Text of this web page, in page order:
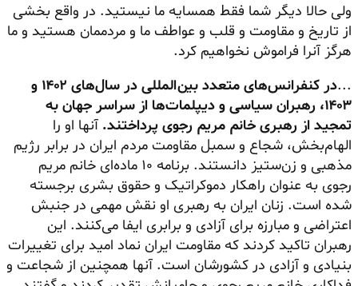
ولی حالا دیگر شما فقط همسایه ما نیستید. در واقع بخشی
از تاریخ و مقاومت و قلب و عواطف ما و مردممان هستید و ما
هرگز آنرا فراموش نخواهیم کرد.
...
در کنفرانس‌های متعدد بین‌المللی در سال‌های ۱۴۰۲ و
۱۴۰۳، رهبران سیاسی و دیپلمات‌ها از سراسر جهان به
تمجید از رهبری خانم مریم رجوی پرداختند. آنها او را
الهام‌بخش، شجاع و سمبل مقاومت مردم ایران در برابر رژیم
مذهبی و زن‌ستیز دانستند. برنامه ۱۰ ماده‌ای خانم مریم
رجوی به عنوان راهکار دموکراتیک و حقوق بشری برجسته
شده است. زنان ایران به رهبری او نقش مهمی در جنبش
اعتراضی و مبارزه برای آزادی و برابری ایفا می‌کنند. این
رهبران تاکید کردند که مقاومت ایران نماد امید برای تغییرات
بنیادی و آزادی در کشورشان است. آنها همچنین از شجاعت و